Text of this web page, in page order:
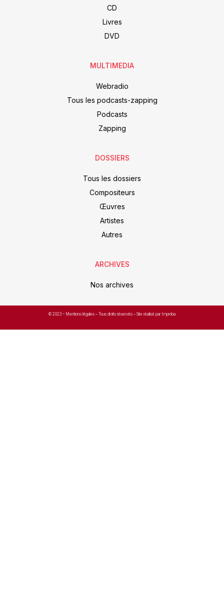
CD
Livres
DVD
MULTIMEDIA
Webradio
Tous les podcasts-zapping
Podcasts
Zapping
DOSSIERS
Tous les dossiers
Compositeurs
Œuvres
Artistes
Autres
ARCHIVES
Nos archives
© 2023 – Mentions légales – Tous droits réservés – Site réalisé par Improba